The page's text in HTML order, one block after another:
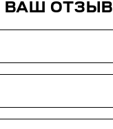
ВАШ ОТЗЫВ